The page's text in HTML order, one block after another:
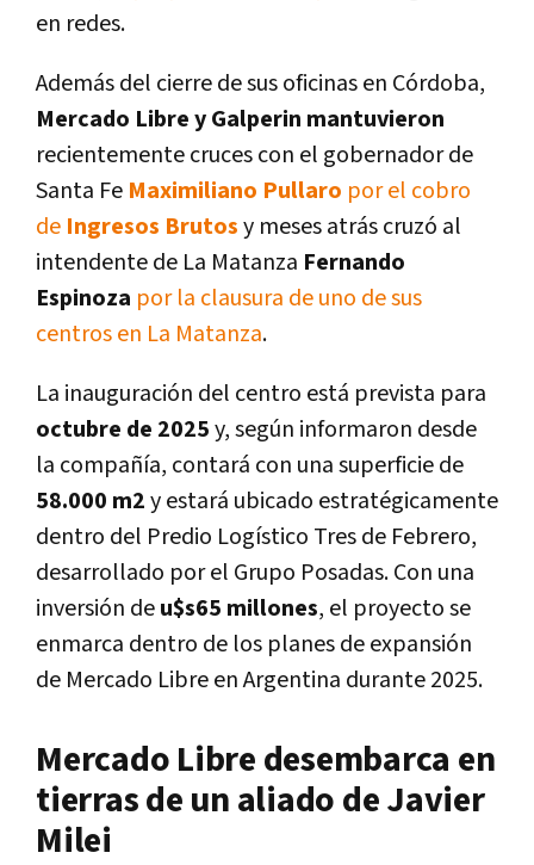
en redes.
Además del cierre de sus oficinas en Córdoba,
Mercado Libre y Galperin mantuvieron
recientemente cruces con el gobernador de
Santa Fe Maximiliano Pullaro por el cobro
de Ingresos Brutosy meses atrás cruzó al
intendente de La Matanza Fernando
Espinoza por la clausura de uno de sus
centros en La Matanza.
La inauguración del centro está prevista para
octubre de 2025y, según informaron desde
la compañía, contará con una superficie de
58.000 m2y estará ubicado estratégicamente
dentro del Predio Logístico Tres de Febrero,
desarrollado por el Grupo Posadas. Con una
inversión deu$s65 millones, el proyecto se
enmarca dentro de los planes de expansión
de Mercado Libre en Argentina durante 2025.
Mercado Libre desembarca en
tierras de un aliado de Javier
Milei